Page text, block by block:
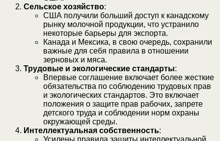
Сельское хозяйство:
США получили больший доступ к канадскому
рынку молочной продукции, что устранило
некоторые барьеры для экспорта.
Канада и Мексика, в свою очередь, сохранили
важные для себя правила в отношении
зерновых и мяса.
Трудовые и экологические стандарты:
Впервые соглашение включает более жесткие
обязательства по соблюдению трудовых прав
и экологических стандартов. Это включает
положения о защите прав рабочих, запрете
детского труда и соблюдении норм охраны
окружающей среды.
Интеллектуальная собственность:
Усилены правила защиты интеллектуальной